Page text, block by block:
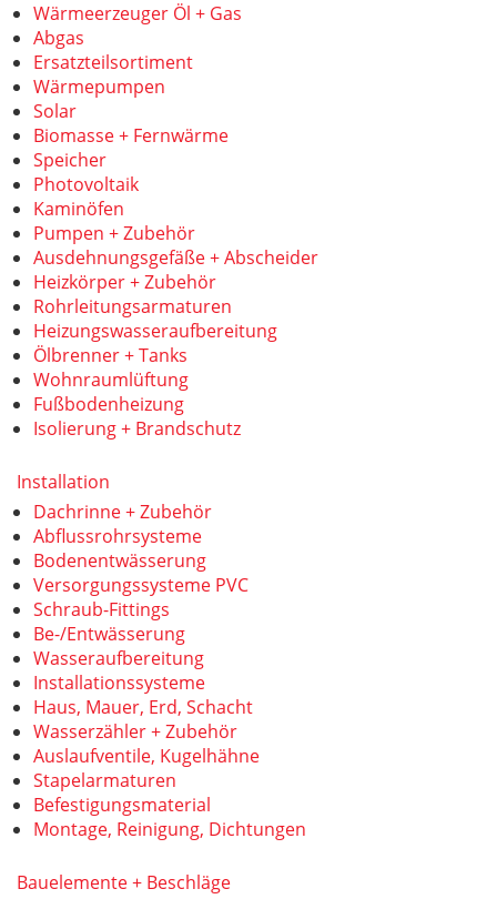
Wärmeerzeuger Öl + Gas
Abgas
Ersatzteilsortiment
Wärmepumpen
Solar
Biomasse + Fernwärme
Speicher
Photovoltaik
Kaminöfen
Pumpen + Zubehör
Ausdehnungsgefäße + Abscheider
Heizkörper + Zubehör
Rohrleitungsarmaturen
Heizungswasseraufbereitung
Ölbrenner + Tanks
Wohnraumlüftung
Fußbodenheizung
Isolierung + Brandschutz
Installation
Dachrinne + Zubehör
Abflussrohrsysteme
Bodenentwässerung
Versorgungssysteme PVC
Schraub-Fittings
Be-/Entwässerung
Wasseraufbereitung
Installationssysteme
Haus, Mauer, Erd, Schacht
Wasserzähler + Zubehör
Auslaufventile, Kugelhähne
Stapelarmaturen
Befestigungsmaterial
Montage, Reinigung, Dichtungen
Bauelemente + Beschläge